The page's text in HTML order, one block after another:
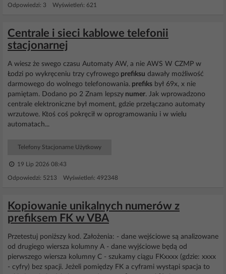
Odpowiedzi: 3 Wyświetleń: 621
Centrale i sieci kablowe telefonii
stacjonarnej
A wiesz że swego czasu Automaty AW, a nie AWS W CZMP w
Łodzi po wykręceniu trzy cyfrowego prefiksu dawały możliwość
darmowego do wolnego telefonowania. prefiks był 69x, x nie
pamiętam. Dodano po 2 Znam lepszy numer. Jak wprowadzono
centrale elektroniczne był moment, gdzie przełączano automaty
wrzutowe. Ktoś coś pokręcił w oprogramowaniu i w wielu
automatach...
Telefony Stacjonarne Użytkowy
19 Lip 2026 08:43
Odpowiedzi: 5213 Wyświetleń: 492348
Kopiowanie unikalnych numerów z
prefiksem FK w VBA
Przetestuj poniższy kod. Założenia: - dane wejściowe są analizowane
od drugiego wiersza kolumny A - dane wyjściowe będą od
pierwszego wiersza kolumny C - szukamy ciągu FKxxxx (gdzie: xxxx
- cyfry) bez spacji. Jeżeli pomiędzy FK a cyframi wystąpi spacja to